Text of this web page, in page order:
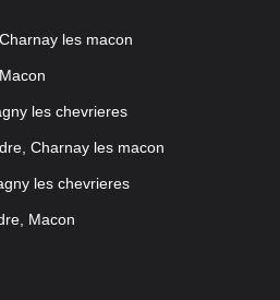
les macon
les chevrieres
Charnay les macon
les chevrieres
Macon